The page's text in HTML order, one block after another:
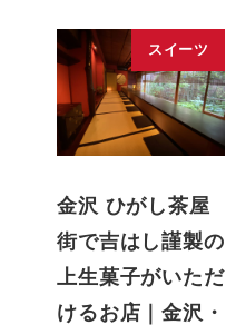
スイーツ
金沢 ひがし茶屋
街で吉はし謹製の
上生菓子がいただ
けるお店｜金沢・